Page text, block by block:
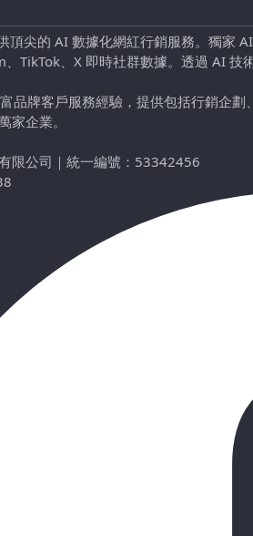
頂尖的 AI 數據化網紅行銷服務。獨家
TikTok、X 即時社群數據。透過 AI
品牌客戶服務經驗，提供包括行銷企
家企業。
限公司 ｜ 統一編號：53342456